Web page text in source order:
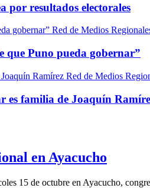
por resultados electorales
Red de Medios
que Puno pueda gobernar”
Red de Medios
es familia de Joaquín
en Ayacucho
15 de octubre en Ayacucho,